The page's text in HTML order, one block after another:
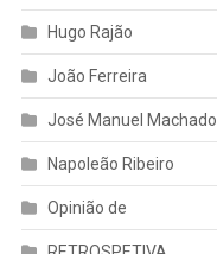
Hugo Rajão
João Ferreira
José Manuel Machado
Napoleão Ribeiro
Opinião de